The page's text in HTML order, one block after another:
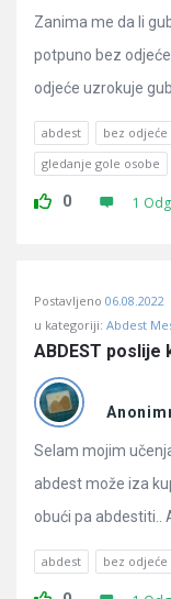
Zanima me da li
potpuno bez
odjeće uzrokuje
abdest bez odjeće
gledanje gole osobe
0 1
Postavljeno 06.08.2022
u kategoriji: Abdest
ABDEST poslije
Selam mojim
abdest može iza
obući pa abdestiti..
abdest bez odjeće